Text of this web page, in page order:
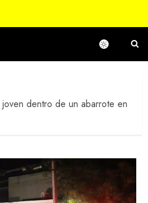
dentro de un abarrote en